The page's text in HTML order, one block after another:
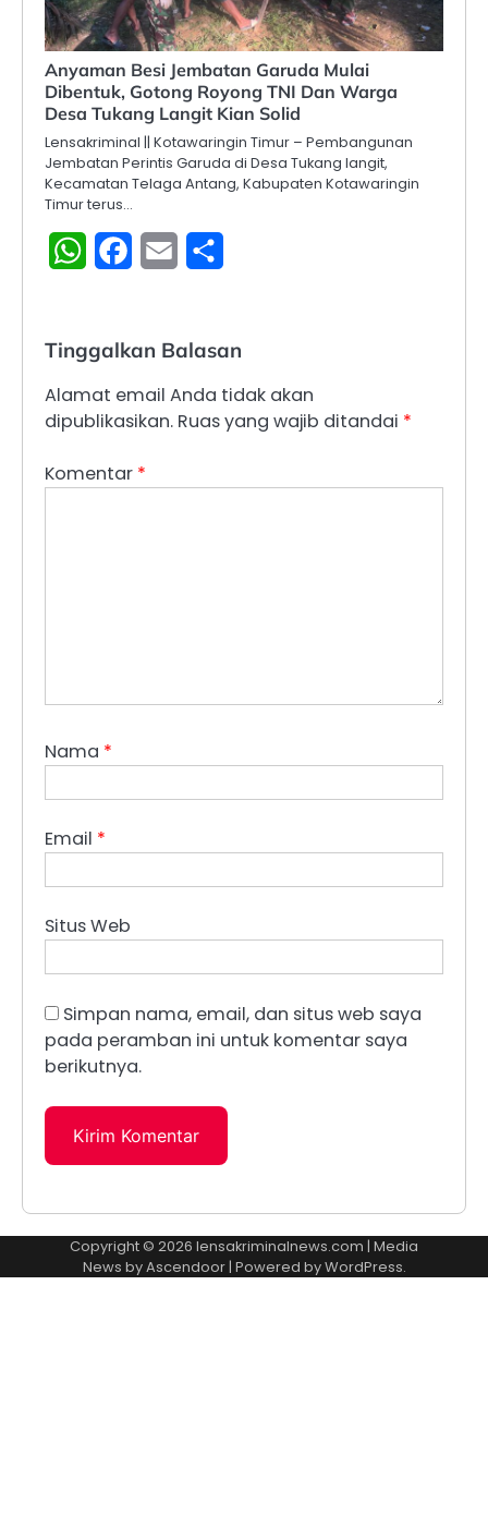
Anyaman Besi Jembatan Garuda Mulai
Dibentuk, Gotong Royong TNI Dan Warga
Desa Tukang Langit Kian Solid
Lensakriminal || Kotawaringin Timur – Pembangunan
Jembatan Perintis Garuda di Desa Tukang langit,
Kecamatan Telaga Antang, Kabupaten Kotawaringin
Timur terus…
WhatsAppFacebook
Email
Tinggalkan Balasan
Alamat email Anda tidak akan
dipublikasikan. Ruas yang wajib ditandai *
Komentar *
Nama *
Email *
Situs Web
Simpan nama, email, dan situs web saya
pada peramban ini untuk komentar saya
berikutnya.
Copyright © 2026 lensakriminalnews.com | Media
News byAscendoor| Powered byWordPress.